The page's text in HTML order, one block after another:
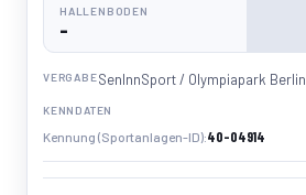
HALLENBODEN
–
VERGABESenInnSport / Olympiapark Berlin
KENNDATEN
Kennung (Sportanlagen-ID) 40-04914